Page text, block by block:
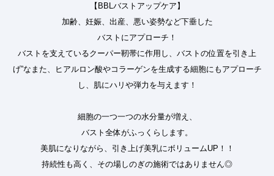
【BBLバストアップケア】
加齢、妊娠、出産、悪い姿勢など下垂した
バストにアプローチ！
バストを支えているクーパー靭帯に作用し、バストの位置を引き上
げ”なまた、ヒアルロン酸やコラーゲンを生成する細胞にもアプローチ
し、肌にハリや弾力を与えます！
細胞の一つ一つの水分量が増え、
バスト全体がふっくらします。
美肌になりながら、引き上げ美乳にボリュームUP！！
持続性も高く、その場しのぎの施術ではありません◎